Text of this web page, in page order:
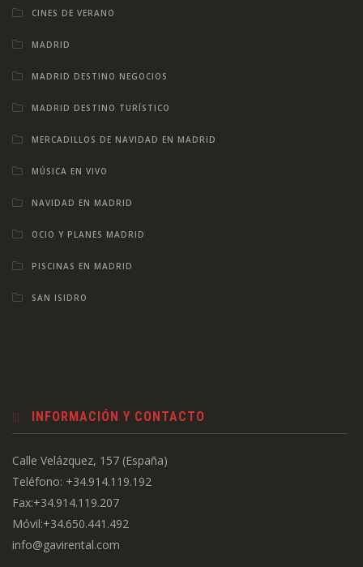
CINES DE VERANO
MADRID
MADRID DESTINO NEGOCIOS
MADRID DESTINO TURÍSTICO
MERCADILLOS DE NAVIDAD EN MADRID
MÚSICA EN VIVO
NAVIDAD EN MADRID
OCIO Y PLANES MADRID
PISCINAS EN MADRID
SAN ISIDRO
INFORMACIÓN Y CONTACTO
Calle Velázquez, 157 (España)
Teléfono: +34.914.119.192
Fax:+34.914.119.207
Móvil:+34.650.441.492
info@gavirental.com